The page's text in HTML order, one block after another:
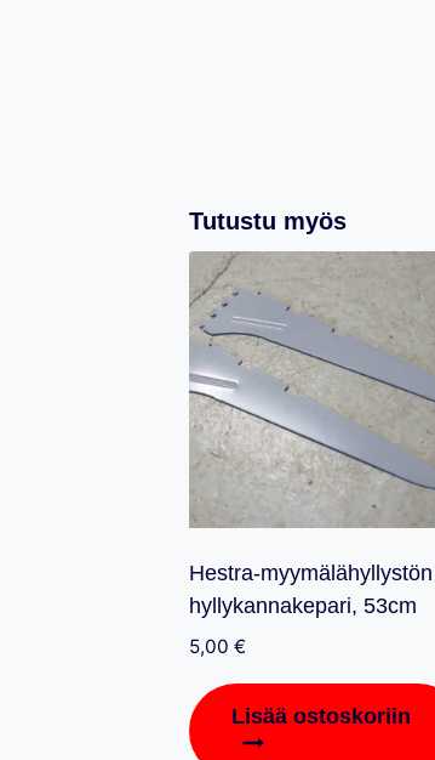
Tutustu myös
Hestra-myymälähyllystön
hyllykannakepari, 53cm
5,00 €
Lisää ostoskoriin